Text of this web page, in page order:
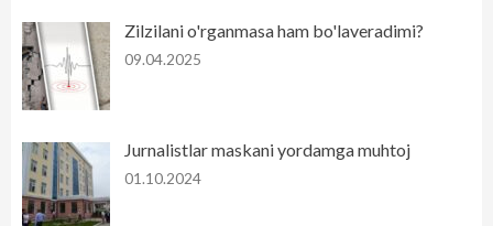
Zilzilani o'rganmasa ham bo'laveradimi?
09.04.2025
Jurnalistlar maskani yordamga muhtoj
01.10.2024